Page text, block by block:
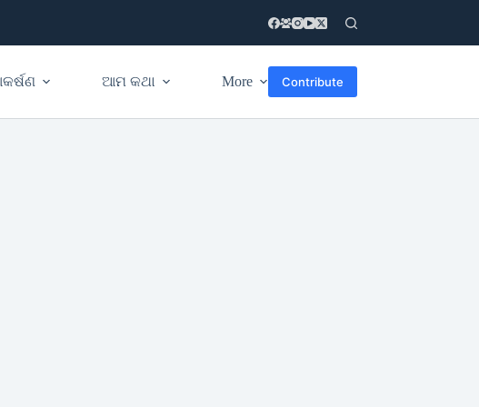
ଆମ କଥା More Contribute